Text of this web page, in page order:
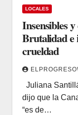
LOCALES
Insensibles
Brutalidad e
crueldad
Juliana
dijo que la
“es de…